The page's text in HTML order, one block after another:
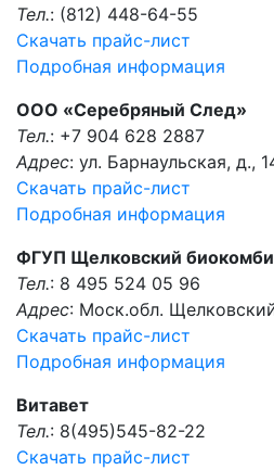
Тел.: (812) 448-64-55
Скачать прайс-лист
Подробная информация
ООО «Серебряный След»
Тел.: +7 904 628 2887
Адрес: ул. Барнаульская, д.,
Скачать прайс-лист
Подробная информация
ФГУП Щелковский
Тел.: 8 495 524 05 96
Адрес: Моск.обл.
Скачать прайс-лист
Подробная информация
Витавет
Тел.: 8(495)545-82-22
Скачать прайс-лист